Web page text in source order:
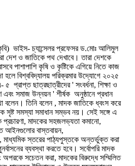
ভাইস- চ্যান্সেলর প্রফেসর ড.মোঃ আলিমুল
দেশ ও জাতিকে পথ দেখাবে। তারা দেশকে
পাশাপাশি কৃষি ও কৃষ্টিকে এগিয়ে নিতে কাজ
হলে বিশ্ববিদ্যালয় পরিক্রমার উদ্যোগে ২০২৫
৫ প্রাপ্ত ছাত্রছাত্রীদের ' সংবর্ধনা, শিক্ষা ও
এবং সমাজ উন্নয়ন ' শীর্ষক অনুষ্ঠানে প্রধান
বলেন। তিনি বলেন , মাদক জাতিকে ধ্বংস করে
সমস্যা সমাধান সম্ভব নয়। সেই সঙ্গে এ
প্রচারণা, মাদকের সহজলভ্যতা কমানো,
আইনগুলোর বাস্তবায়ন,
মাধ্যমিক স্তরের পাঠ্যপুস্তকে অন্তর্ভুক্ত করা
ব্যবস্থা করতে হবে। সর্বোপরি মাদক
সচেতন করা, মাদকের বিরুদ্ধে সম্মিলিত